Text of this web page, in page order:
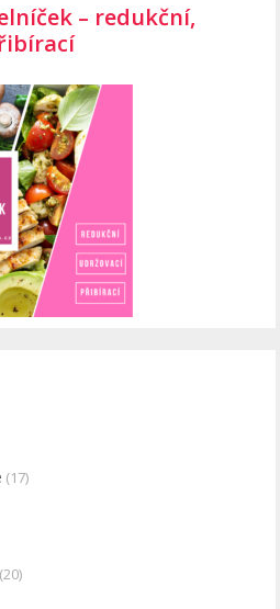
– redukční,
(17)
(20)